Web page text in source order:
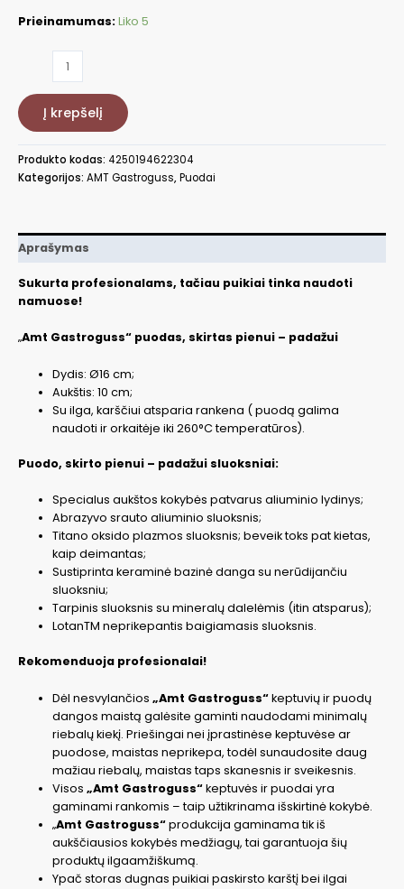
Prieinamumas:Liko 5
Puodas
pienui-
padažui,
AMT916-
E-
Į krepšelį
Produkto kodas: 4250194622304
Kategorijos: AMT Gastroguss,Puodai
Aprašymas
Sukurta profesionalams, tačiau puikiai tinka naudoti
namuose!
„Amt Gastroguss“ puodas, skirtas pienui – padažui
Dydis: Ø16 cm;
Aukštis: 10 cm;
Su ilga, karščiui atsparia rankena ( puodą galima
naudoti ir orkaitėje iki 260°C temperatūros).
Puodo, skirto pienui – padažui sluoksniai:
Specialus aukštos kokybės patvarus aliuminio lydinys;
Abrazyvo srauto aliuminio sluoksnis;
Titano oksido plazmos sluoksnis; beveik toks pat kietas,
kaip deimantas;
Sustiprinta keraminė bazinė danga su nerūdijančiu
sluoksniu;
Tarpinis sluoksnis su mineralų dalelėmis (itin atsparus);
LotanTM neprikepantis baigiamasis sluoksnis.
Rekomenduoja profesionalai!
Dėl nesvylančios„Amt Gastroguss“keptuvių ir puodų
dangos maistą galėsite gaminti naudodami minimalų
riebalų kiekį. Priešingai nei įprastinėse keptuvėse ar
puodose, maistas neprikepa, todėl sunaudosite daug
mažiau riebalų, maistas taps skanesnis ir sveikesnis.
Visos„Amt Gastroguss“keptuvės ir puodai yra
gaminami rankomis – taip užtikrinama išskirtinė kokybė.
„Amt Gastroguss“produkcija gaminama tik iš
aukščiausios kokybės medžiagų, tai garantuoja šių
produktų ilgaamžiškumą.
Ypač storas dugnas puikiai paskirsto karštį bei ilgai